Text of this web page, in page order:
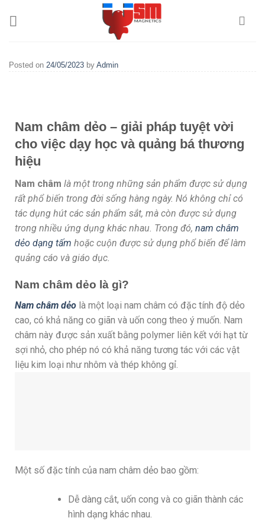
Posted on 24/05/2023 by Admin
Nam châm dẻo – giải pháp tuyệt vời
cho việc dạy học và quảng bá thương
hiệu
Nam châm là một trong những sản phẩm được sử dụng
rất phổ biến trong đời sống hàng ngày. Nó không chỉ có
tác dụng hút các sản phẩm sắt, mà còn được sử dụng
trong nhiều ứng dụng khác nhau. Trong đó, nam châm
dẻo dạng tấm hoặc cuộn được sử dụng phổ biến để làm
quảng cáo và giáo dục.
Nam châm dẻo là gì?
Nam châm dẻo là một loại nam châm có đặc tính độ dẻo
cao, có khả năng co giãn và uốn cong theo ý muốn. Nam
châm này được sản xuất bằng polymer liên kết với hạt từ
sợi nhỏ, cho phép nó có khả năng tương tác với các vật
liệu kim loại như nhôm và thép không gỉ.
Một số đặc tính của nam châm dẻo bao gồm:
Dễ dàng cắt, uốn cong và co giãn thành các
hình dạng khác nhau.